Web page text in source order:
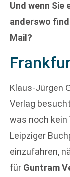
Und wenn Sie
anderswo
Mail?
Klaus-Jürgen
Verlag
was noch kein
Leipziger
einzufahren,
für Guntram